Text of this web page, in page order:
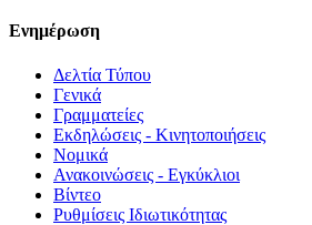
Ενημέρωση
Δελτία Τύπου
Γενικά
Γραμματείες
Εκδηλώσεις - Κινητοποιήσεις
Νομικά
Ανακοινώσεις - Εγκύκλιοι
Βίντεο
Ρυθμίσεις Ιδιωτικότητας